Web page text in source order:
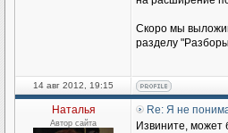
Скоро мы
разделу
14 авг 2012, 19:15
Наталья
Автор сайта
Re: Я не
Извините, может